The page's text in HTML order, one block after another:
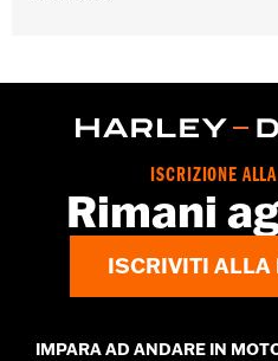
GARANZIA:Garanzia del
complete
D’importazione
Dimension Description:Altezza
ISCRIZIONE
Rimani
ISCRIVITI ALLA
IMPARA AD ANDARE IN